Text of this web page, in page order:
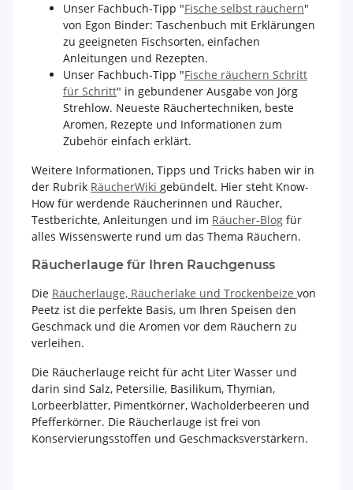
Unser Fachbuch-Tipp "Fische selbst räuchern"
von Egon Binder: Taschenbuch mit Erklärungen
zu geeigneten Fischsorten, einfachen
Anleitungen und Rezepten.
Unser Fachbuch-Tipp "Fische räuchern Schritt
für Schritt" in gebundener Ausgabe von Jörg
Strehlow. Neueste Räuchertechniken, beste
Aromen, Rezepte und Informationen zum
Zubehör einfach erklärt.
Weitere Informationen, Tipps und Tricks haben wir in
der Rubrik RäucherWiki gebündelt. Hier steht Know-
How für werdende Räucherinnen und Räucher,
Testberichte, Anleitungen und im Räucher-Blog für
alles Wissenswerte rund um das Thema Räuchern.
Räucherlauge für Ihren Rauchgenuss
Die Räucherlauge, Räucherlake und Trockenbeize von
Peetz ist die perfekte Basis, um Ihren Speisen den
Geschmack und die Aromen vor dem Räuchern zu
verleihen.
Die Räucherlauge reicht für acht Liter Wasser und
darin sind Salz, Petersilie, Basilikum, Thymian,
Lorbeerblätter, Pimentkörner, Wacholderbeeren und
Pfefferkörner. Die Räucherlauge ist frei von
Konservierungsstoffen und Geschmacksverstärkern.